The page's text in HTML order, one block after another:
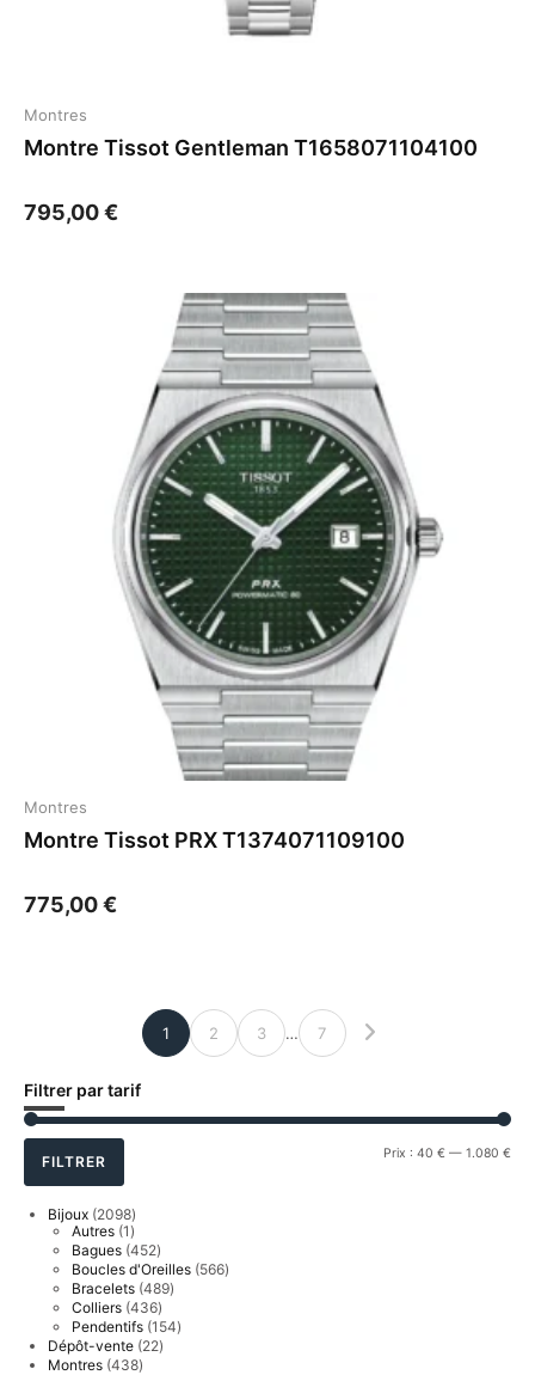
Montres
Montre Tissot Gentleman T1658071104100
795,00€
Montres
Montre Tissot PRX T1374071109100
775,00€
1 2 3 … 7
Filtrer par tarif
Prix
Prix
FILTRER Prix : 40 € — 1.080 €
Bijoux 20982098
produits
Autres 1 1
produit
Bagues 452452
produits
Boucles d'Oreilles 566566
Bracelets 489489
Colliers 436436
produits
Pendentifs 154154
Dépôt-vente 2222
Montres 438438